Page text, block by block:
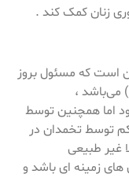
زنان کمک کند .
است که مسئول بروز
می‌باشد ،
اما همچنین توسط
توسط تخمدان در
غیر طبیعی
های زمینه ای باشد و